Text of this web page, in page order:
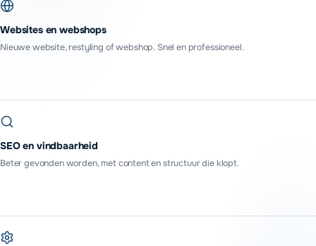
Websites en webshops
Nieuwe website, restyling of webshop. Snel en professioneel.
SEO en vindbaarheid
Beter gevonden worden, met content en structuur die klopt.